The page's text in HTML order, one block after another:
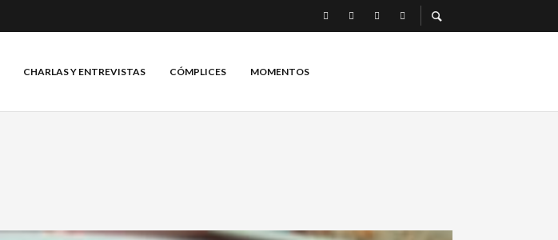
CHARLAS Y ENTREVISTAS CÓMPLICES MOMENTOS